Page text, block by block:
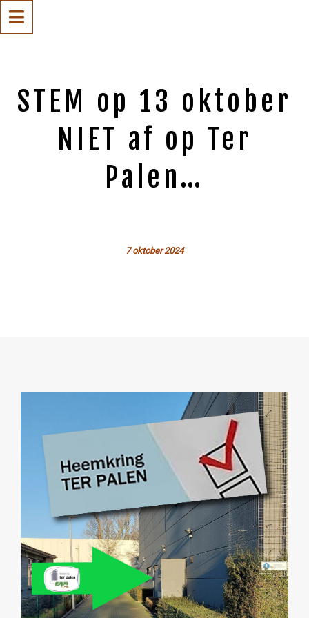
STEM op 13 oktober
NIET af op Ter
Palen…
7 oktober 2024